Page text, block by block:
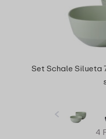
Set Schale Silueta
4